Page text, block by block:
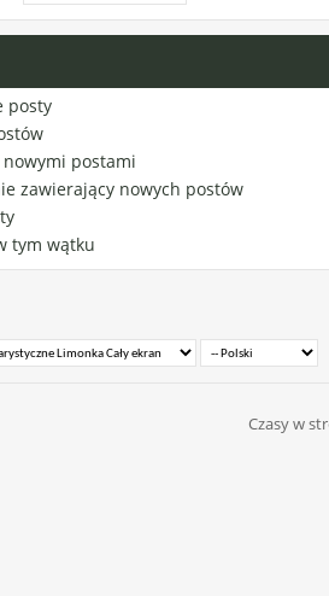
posty
postami
zawierający nowych postów
tym wątku
Czasy w